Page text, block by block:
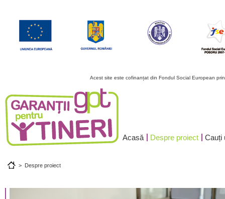
Acest site este cofinanțat din Fondul Social European
Acasă Despre proiect Cauți
> Despre proiect